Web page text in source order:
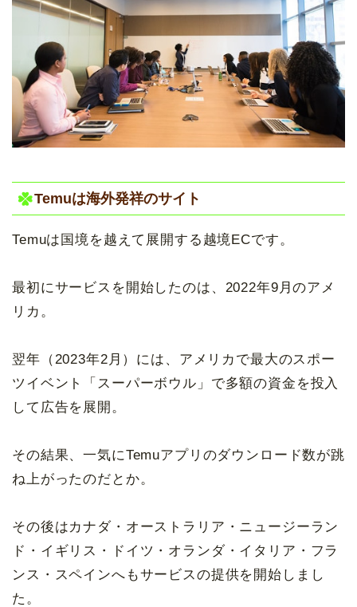
Temuは海外発祥のサイト
Temuは国境を越えて展開する越境ECです。
最初にサービスを開始したのは、2022年9月のアメ
リカ。
翌年（2023年2月）には、アメリカで最大のスポー
ツイベント「スーパーボウル」で多額の資金を投入
して広告を展開。
その結果、一気にTemuアプリのダウンロード数が跳
ね上がったのだとか。
その後はカナダ・オーストラリア・ニュージーラン
ド・イギリス・ドイツ・オランダ・イタリア・フラ
ンス・スペインへもサービスの提供を開始しまし
た。